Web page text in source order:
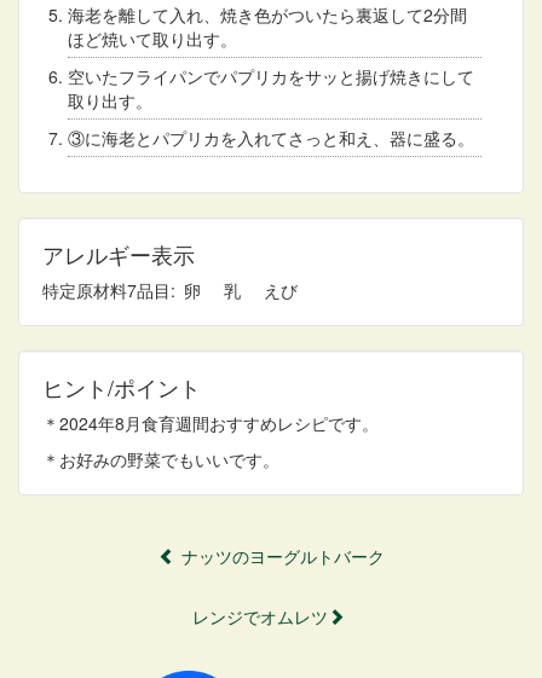
海老を離して入れ、焼き色がついたら裏返して2分間
ほど焼いて取り出す。
空いたフライパンでパプリカをサッと揚げ焼きにして
取り出す。
③に海老とパプリカを入れてさっと和え、器に盛る。
アレルギー表示
特定原材料7品目 卵 乳 えび
ヒント/ポイント
＊2024年8月食育週間おすすめレシピです。
＊お好みの野菜でもいいです。
ナッツのヨーグルトバーク
レンジでオムレツ